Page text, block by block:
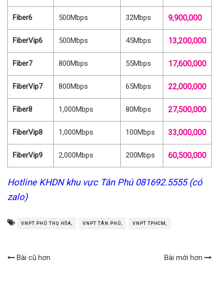
Fiber6 500Mbps 32Mbps 9,900,000
FiberVip6 500Mbps 45Mbps 13,200,000
Fiber7 800Mbps 55Mbps 17,600,000
FiberVip7 800Mbps 65Mbps 22,000,000
Fiber8 1,000Mbps 80Mbps 27,500,000
FiberVip8 1,000Mbps 100Mbps 33,000,000
FiberVip9 2,000Mbps 200Mbps 60,500,000
Hotline KHDN khu vực Tân Phú 081692.5555 (có
zalo)
VNPT PHÚ THỌ HÒA, VNPT TÂN PHÚ, VNPT TPHCM,
Bài cũ hơn Bài mới hơn